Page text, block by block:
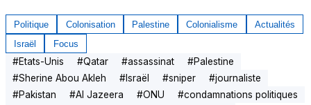
Politique Colonisation Palestine Colonialisme
Actualités
Israël
Focus
#Etats-Unis #Qatar #assassinat #Palestine
#Sherine Abou Akleh #Israël #sniper #journaliste
#Pakistan #Al Jazeera #ONU #condamnations politiques